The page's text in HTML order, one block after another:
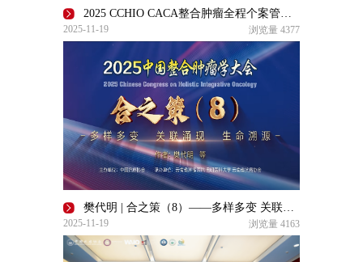
2025 CCHIO CACA整合肿瘤全程个案管理学科发展大会在昆明召开
2025-11-19 浏览量 4377
樊代明 | 合之策（8）——多样多变 关联涌现 生命溯源
2025-11-19 浏览量 4163